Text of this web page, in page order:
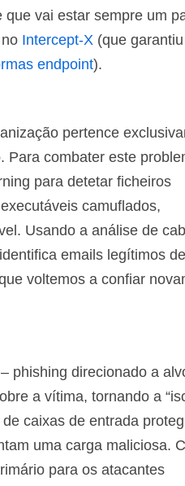
vai estar sempre um
Intercept-X (que
endpoint).
pertence
Para combater este
para detetar ficheiros
​​camuflados,
Usando a análise de
emails legítimos de
voltemos a confiar
phishing direcionado a
a vítima, tornando a
caixas de entrada
uma carga maliciosa.
para os atacantes